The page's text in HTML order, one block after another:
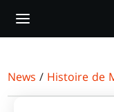
main
News / Histoire de